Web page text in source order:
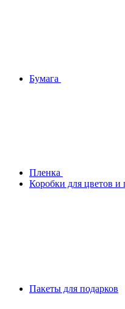
Бумага
Плeнка
Коробки для цветов и
Пакеты для подарков